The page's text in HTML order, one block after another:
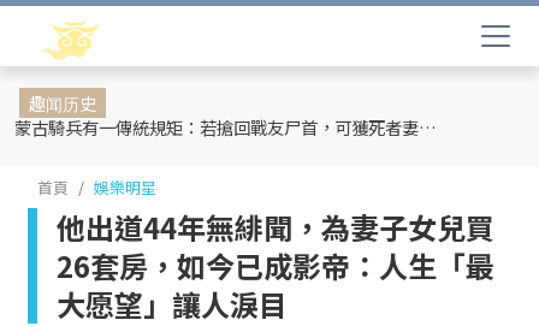
趣闻历史
蒙古騎兵有一傳統規矩：若搶回戰友尸首，可獲死者妻妾和全部牲畜
首頁 娛樂明星
他出道44年無緋聞，為妻子女兒買
26套房，如今已成影帝：人生「最
大愿望」讓人淚目